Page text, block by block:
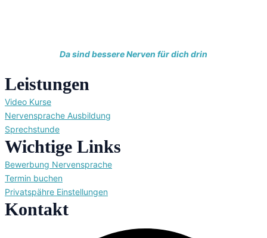
Da sind bessere Nerven für dich drin
Leistungen
Video Kurse
Nervensprache Ausbildung
Sprechstunde
Wichtige Links
Bewerbung Nervensprache
Termin buchen
Privatspähre Einstellungen
Kontakt